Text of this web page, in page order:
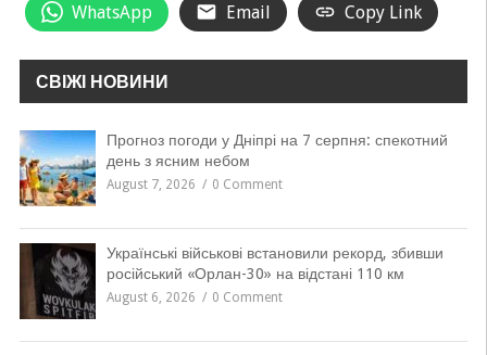
WhatsApp Email Copy Link
СВІЖІ НОВИНИ
Прогноз погоди у Дніпрі на 7 серпня: спекотний
день з ясним небом
August 7, 2026 0 Comment
Українські військові встановили рекорд, збивши
російський «Орлан-30» на відстані 110 км
August 6, 2026 0 Comment